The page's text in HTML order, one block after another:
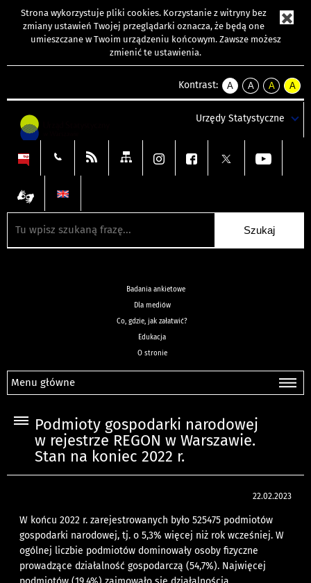
Strona wykorzystuje pliki cookies. Korzystanie z witryny bez
zmiany ustawień Twojej przeglądarki oznacza, że będą one
umieszczane w Twoim urządzeniu końcowym. Zawsze możesz
zmienić te ustawienia.
Kontrast:
A
kontrast
A
kontrast
tekst
czarnym
A
kontrast
tekst
czarnym
A
tekst
żółtym
Urzędy Statystyczne
Badania ankietowe
Dla mediów
Co, gdzie, jak załatwić?
Edukacja
O stronie
Menu główne
Podmioty gospodarki narodowej
w rejestrze REGON w Warszawie.
Stan na koniec 2022 r.
22.02.2023
W końcu 2022 r. zarejestrowanych było 525475 podmiotów
gospodarki narodowej, tj. o 5,3% więcej niż rok wcześniej. W
ogólnej liczbie podmiotów dominowały osoby fizyczne
prowadzące działalność gospodarczą (54,7%). Najwięcej